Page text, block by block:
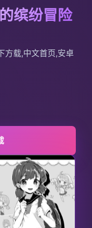
缤纷冒险
方载,中文首页,安卓